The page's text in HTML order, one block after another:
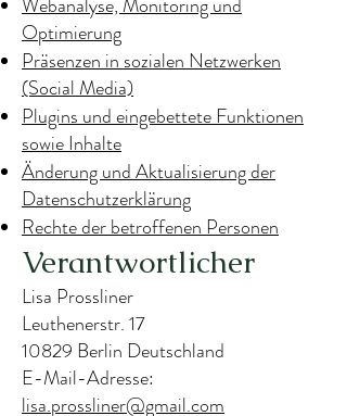
Optimierung
Präsenzen in sozialen Netzwerken
(Social Media)
Plugins und eingebettete Funktionen
sowie Inhalte
Änderung und Aktualisierung der
Datenschutzerklärung
Rechte der betroffenen Personen
Verantwortlicher
Lisa Prossliner
Leuthenerstr. 17
10829 Berlin Deutschland
E-Mail-Adresse:
lisa.prossliner@gmail.com